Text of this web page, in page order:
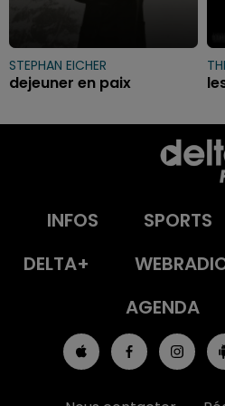
STEPHAN EICHER
dejeuner en paix
INFOS SPORTS
DELTA+
AGENDA